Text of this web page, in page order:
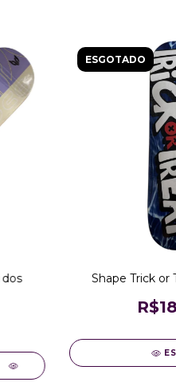
ESGOTADO
Shape Trick or